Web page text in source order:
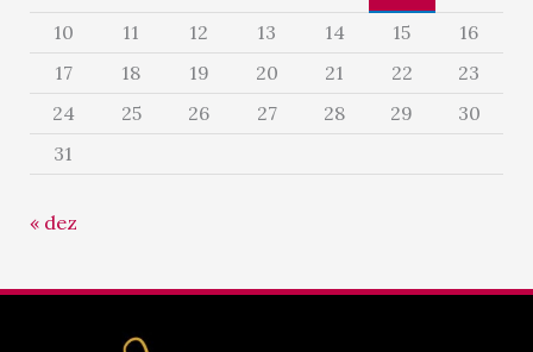
10
11 12 13 14 15
16
17
18 19 20 21 22
23
24
25 26 27 28 29
30
31
« dez